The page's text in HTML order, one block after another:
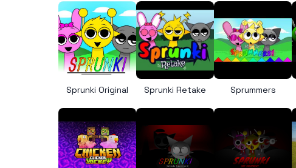
Sprunki Original Sprunki Retake Sprummers